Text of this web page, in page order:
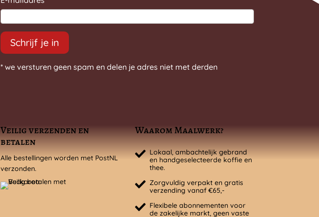
Schrijf je in
* we versturen geen spam en delen je adres niet met derden
Veilig verzenden en
betalen
Alle bestellingen worden met PostNL
verzonden.
Waarom Maalwerk?
Lokaal, ambachtelijk gebrand
en handgeselecteerde koffie en
thee.
Zorgvuldig verpakt en gratis
verzending vanaf €65,-
Flexibele abonnementen voor
de zakelijke markt, geen vaste